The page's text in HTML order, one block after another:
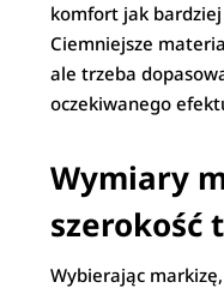
komfort jak
Ciemniejsze
ale trzeba
oczekiwanego
Wymiary
szerokość
Wybierając